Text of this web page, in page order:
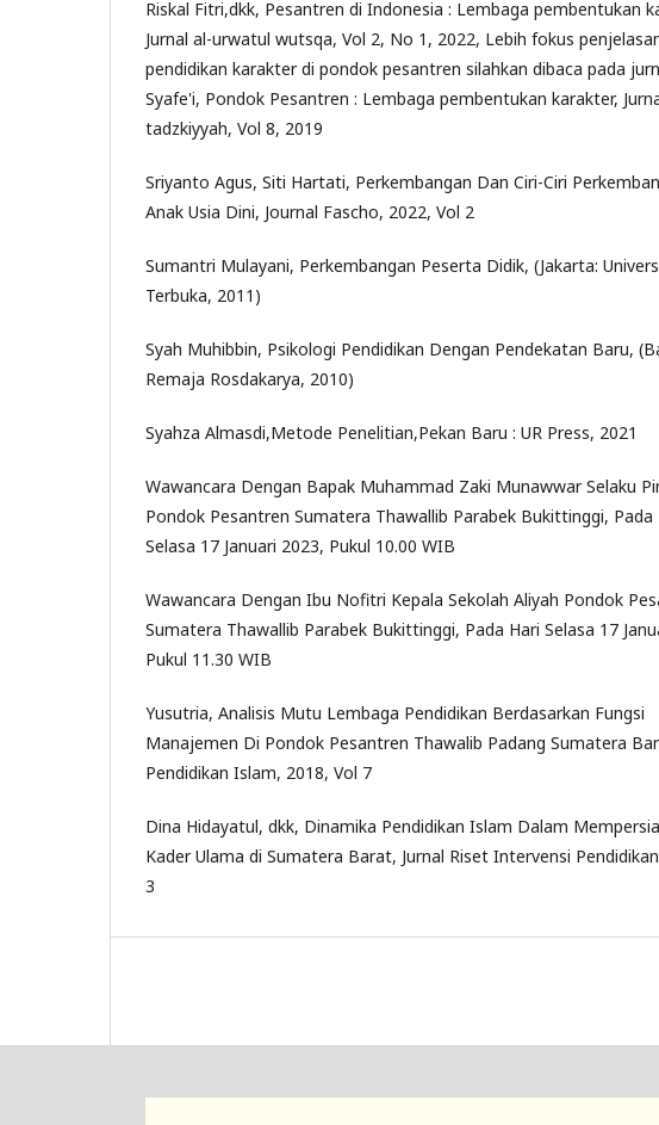
Riskal Fitri,dkk, Pesantren di Indonesia : Lembaga pembentukan
Jurnal al-urwatul wutsqa, Vol 2, No 1, 2022, Lebih fokus
pendidikan karakter di pondok pesantren silahkan dibaca pada
Syafe'i, Pondok Pesantren : Lembaga pembentukan karakter,
tadzkiyyah, Vol 8, 2019
Sriyanto Agus, Siti Hartati, Perkembangan Dan Ciri-Ciri
Anak Usia Dini, Journal Fascho, 2022, Vol 2
Sumantri Mulayani, Perkembangan Peserta Didik, (Jakarta:
Terbuka, 2011)
Syah Muhibbin, Psikologi Pendidikan Dengan Pendekatan Baru,
Remaja Rosdakarya, 2010)
Syahza Almasdi,Metode Penelitian,Pekan Baru : UR Press, 2021
Wawancara Dengan Bapak Muhammad Zaki Munawwar Selaku
Pondok Pesantren Sumatera Thawallib Parabek Bukittinggi, Pada
Selasa 17 Januari 2023, Pukul 10.00 WIB
Wawancara Dengan Ibu Nofitri Kepala Sekolah Aliyah Pondok
Sumatera Thawallib Parabek Bukittinggi, Pada Hari Selasa 17
Pukul 11.30 WIB
Yusutria, Analisis Mutu Lembaga Pendidikan Berdasarkan Fungsi
Manajemen Di Pondok Pesantren Thawalib Padang Sumatera
Pendidikan Islam, 2018, Vol 7
Dina Hidayatul, dkk, Dinamika Pendidikan Islam Dalam
Kader Ulama di Sumatera Barat, Jurnal Riset Intervensi
3